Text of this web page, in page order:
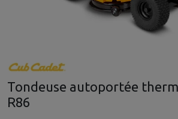
Tondeuse autoportée
R86